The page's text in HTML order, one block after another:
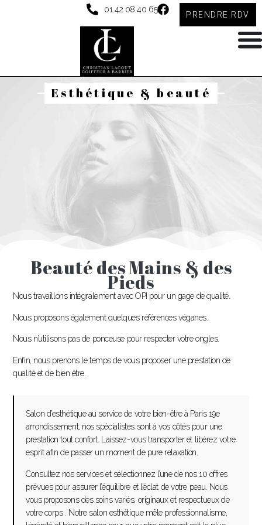
PRENDRE RDV
01 42 08 40 65
Esthétique & beauté
Beauté des Mains & des
Pieds
Nous travaillons intégralement avec OPI pour un gage de qualité.
Nous proposons également quelques références véganes.
Nous n’utilisons pas de ponceuse pour respecter votre ongles.
Enfin, nous prenons le temps de vous proposer une prestation de
qualité et de bien être.
Salon d’esthétique au service de votre bien-être à Paris 19e
arrondissement, nos spécialistes sont à vos côtés pour une
prestation tout confort. Laissez-vous transporter et libérez votre
esprit afin de passer un moment de pure relaxation.
Consultez nos services et sélectionnez l’une de nos 10 offres
prévues pour assurer l’équilibre et l’éclat de votre peau. Nous
vous proposons des soins variés, originaux et respectueux de
votre corps . Notre salon esthétique mêle professionnalisme,